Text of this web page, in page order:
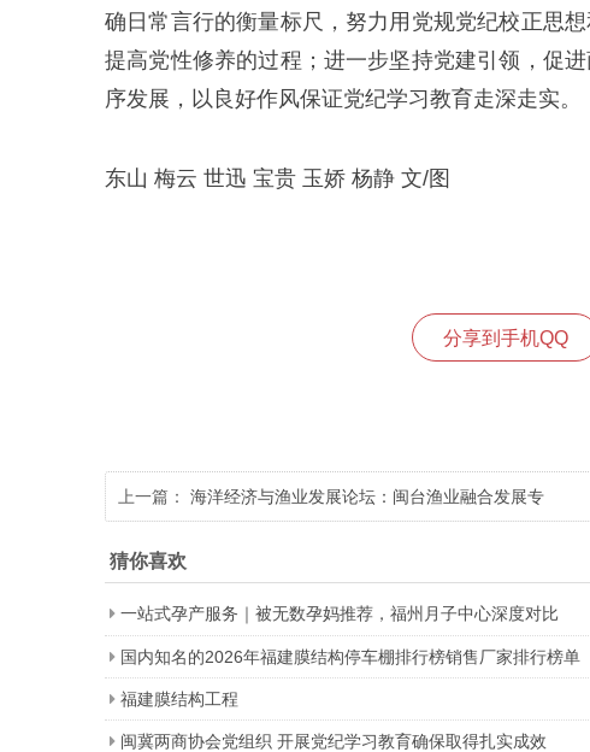
确日常言行的衡量标尺，努力用党规党纪校正思
提高党性修养的过程；进一步坚持党建引领，促
序发展，以良好作风保证党纪学习教育走深走实。
东山 梅云 世迅 宝贵 玉娇 杨静 文/图
分享到手机QQ
上一篇： 海洋经济与渔业发展论坛：闽台渔业融合发展专
猜你喜欢
一站式孕产服务｜被无数孕妈推荐，福州月子中心深度对比
国内知名的2026年福建膜结构停车棚排行榜销售厂家排行榜单
福建膜结构工程
闽冀两商协会党组织 开展党纪学习教育确保取得扎实成效